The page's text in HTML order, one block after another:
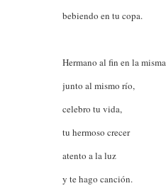
bebiendo en tu copa.
Hermano al fin en la
junto al mismo río,
celebro tu vida,
tu hermoso crecer
atento a la luz
y te hago canción.